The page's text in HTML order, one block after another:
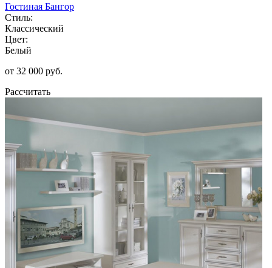
Гостиная Бангор
Стиль:
Классический
Цвет:
Белый
от 32 000 руб.
Рассчитать